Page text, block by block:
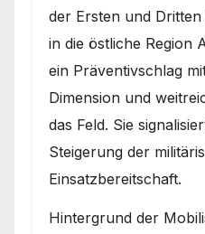
der Ersten und
in die östliche Region
ein Präventivschlag
Dimension und
das Feld. Sie
Steigerung der
Einsatzbereitschaft.
Hintergrund der